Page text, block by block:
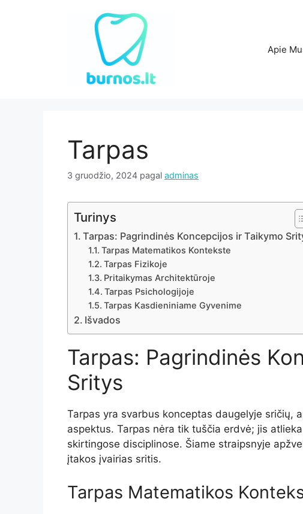
Apie
Tarpas
3 gruodžio, 2024 pagal adminas
Turinys
Tarpas: Pagrindinės Koncepcijos ir Taikymo
Tarpas Matematikos Kontekste
Tarpas Fizikoje
Pritaikymas Architektūroje
Tarpas Psichologijoje
Tarpas Kasdieniniame Gyvenime
Išvados
Tarpas: Pagrindinės
Sritys
Tarpas yra svarbus konceptas daugelyje sričių,
aspektus. Tarpas nėra tik tuščia erdvė; jis
skirtingose disciplinose. Šiame straipsnyje
įtakos įvairias sritis.
Tarpas Matematikos